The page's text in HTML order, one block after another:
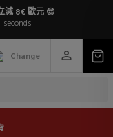
減 8€ 歐元 😎
seconds
Change